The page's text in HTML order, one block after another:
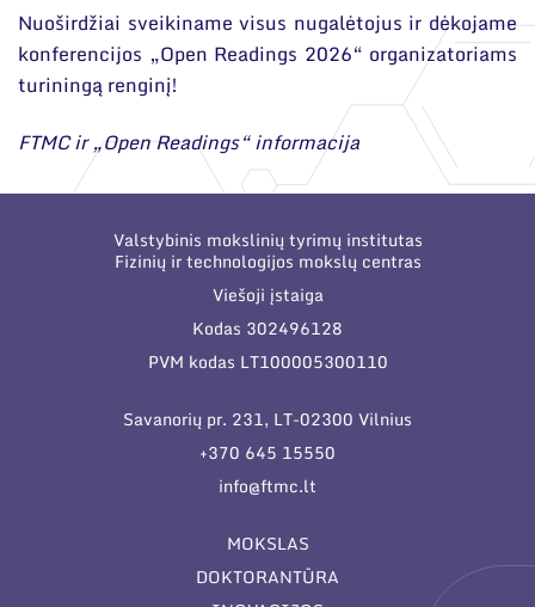
Nuoširdžiai sveikiname visus nugalėtojus ir dėkojame
konferencijos „Open Readings 2026“ organizatoriams
turiningą renginį!
FTMC ir „Open Readings“ informacija
Valstybinis mokslinių tyrimų institutas
Fizinių ir technologijos mokslų centras
Viešoji įstaiga
Kodas 302496128
PVM kodas LT100005300110
Savanorių pr. 231, LT-02300 Vilnius
+370 645 15550
info@ftmc.lt
MOKSLAS
DOKTORANTŪRA